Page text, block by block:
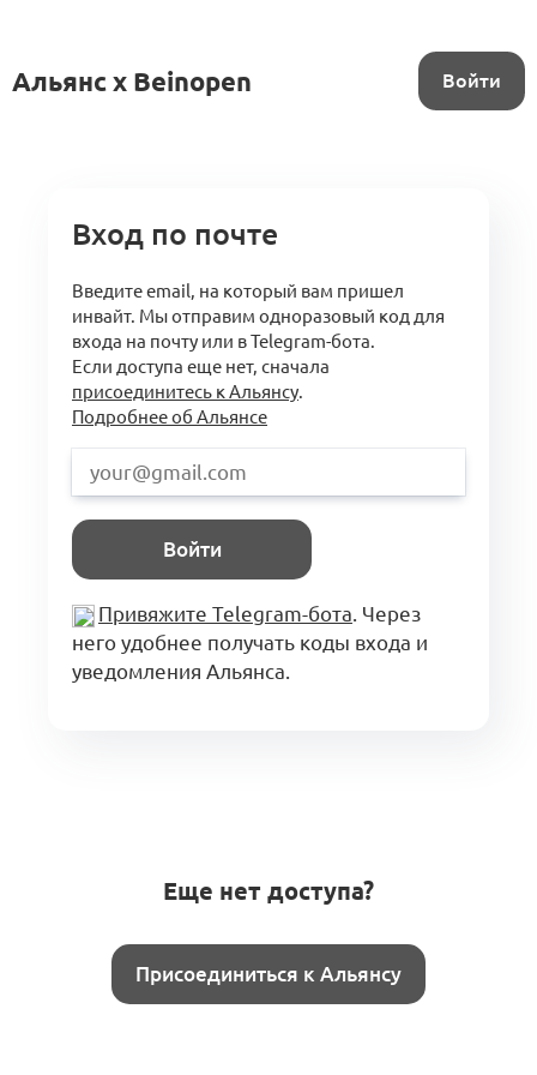
Альянс x Beinopen Войти
Вход по почте
Введите email, на который вам пришел
инвайт. Мы отправим одноразовый код для
входа на почту или в Telegram-бота.
Если доступа еще нет, сначала
присоединитесь к Альянсу.
Подробнее об Альянсе
Войти
Привяжите Telegram-бота. Через
него удобнее получать коды входа и
уведомления Альянса.
Еще нет доступа?
Присоединиться к Альянсу